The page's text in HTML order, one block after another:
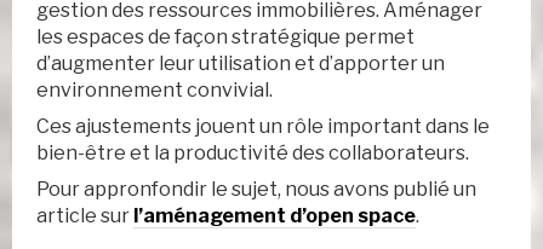
gestion des ressources immobilières. Aménager
les espaces de façon stratégique permet
d’augmenter leur utilisation et d’apporter un
environnement convivial.
Ces ajustements jouent un rôle important dans le
bien-être et la productivité des collaborateurs.
Pour appronfondir le sujet, nous avons publié un
article sur l’aménagement d’open space.